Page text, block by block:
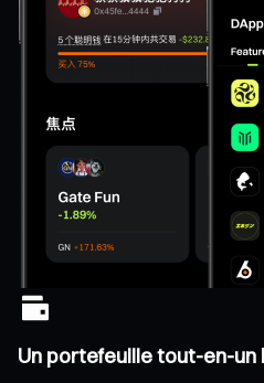
Un portefeuille tout-en-un